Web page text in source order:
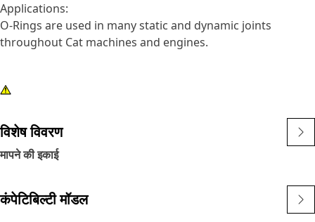
Applications:
O-Rings are used in many static and dynamic joints
throughout Cat machines and engines.
विशेष विवरण
मापने की इकाई
कंपेटिबिल्टी मॉडल